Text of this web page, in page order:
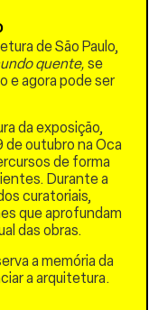
de São Paulo,
quente, se
e agora pode ser
da exposição,
de outubro na Oca
de forma
Durante a
curatoriais,
que aprofundam
das obras.
a memória da
a arquitetura.